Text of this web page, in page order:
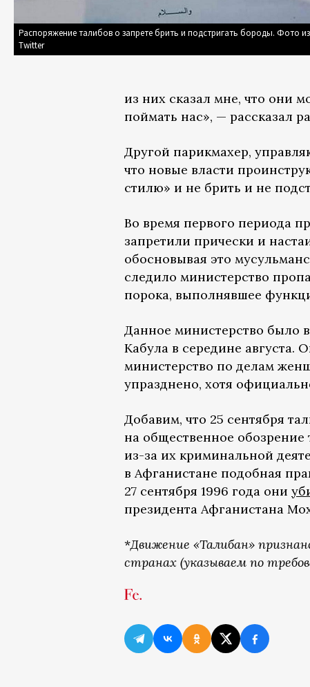
Распоряжение талибов о запрете брить и подстригать бороды. Фото из
Twitter
из них сказал мне, что они
поймать нас», — рассказал
Другой парикмахер,
что новые власти
стилю» и не брить и не
Во время первого периода
запретили прически и
обосновывая это
следило министерство
порока, выполнявшее
Данное министерство было
Кабула в середине августа.
министерство по делам
упразднено, хотя
Добавим, что 25 сентября
на общественное
из-за их криминальной
в Афганистане подобная
27 сентября 1996 года они
президента Афганистана
*Движение «Талибан»
странах (указываем по